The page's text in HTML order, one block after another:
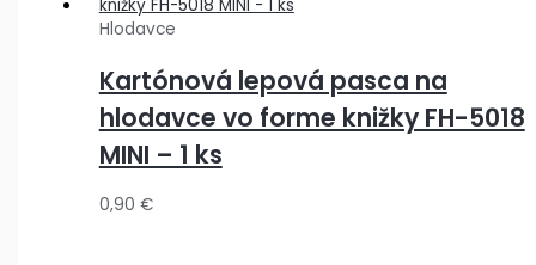
Hlodavce
Kartónová lepová pasca na
hlodavce vo forme knižky FH-5018
MINI – 1 ks
0,90 €